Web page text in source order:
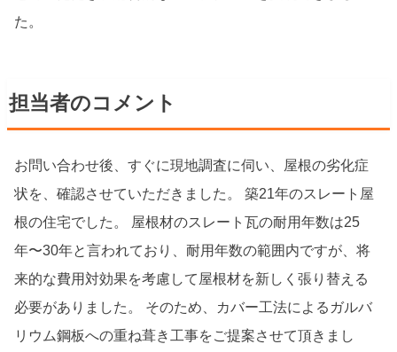
た。
担当者のコメント
お問い合わせ後、すぐに現地調査に伺い、屋根の劣化症
状を、確認させていただきました。 築21年のスレート屋
根の住宅でした。 屋根材のスレート瓦の耐用年数は25
年〜30年と言われており、耐用年数の範囲内ですが、将
来的な費用対効果を考慮して屋根材を新しく張り替える
必要がありました。 そのため、カバー工法によるガルバ
リウム鋼板への重ね葺き工事をご提案させて頂きまし